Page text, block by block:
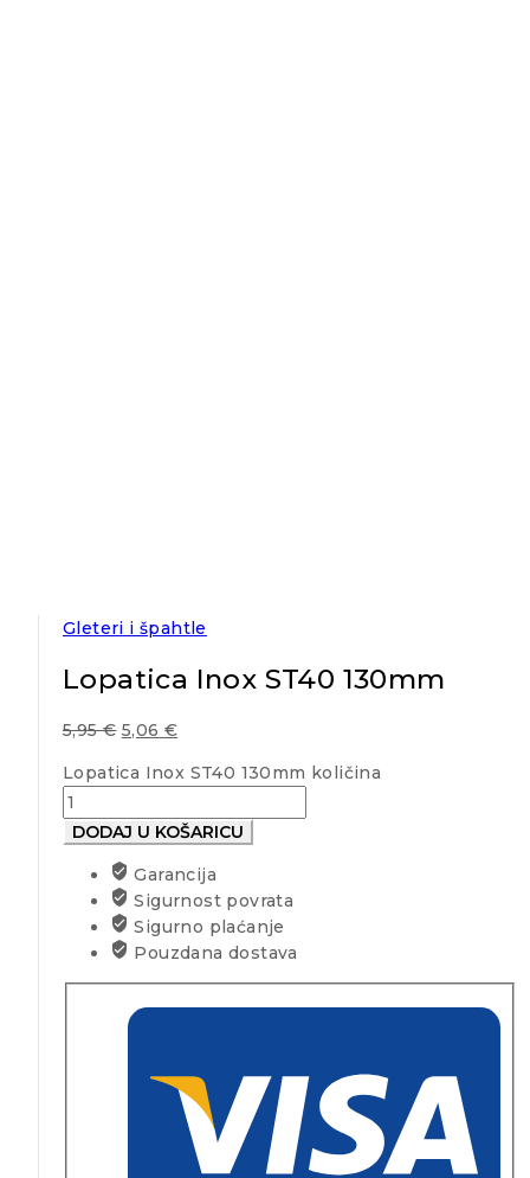
Gleteri i špahtle
Lopatica Inox ST40 130mm
5,95€ 5,06 €
Lopatica Inox ST40 130mm količina
DODAJ U KOŠARICU
Garancija
Sigurnost povrata
Sigurno plaćanje
Pouzdana dostava